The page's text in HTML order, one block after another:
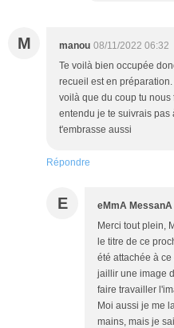
M manou 08/11/2022 06:32
Te voilà bien occupée
recueil est en
voilà que du coup tu
entendu je te suivrais pas
t'embrasse aussi
Répondre
E eMmA MessanA
Merci tout plein,
le titre de ce
été attachée à
jaillir une image
faire travailler
Moi aussi je me
mains, mais je